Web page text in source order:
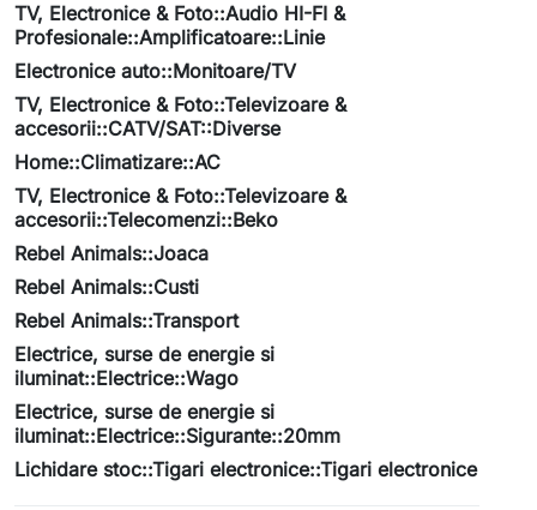
TV, Electronice & Foto::Audio HI-FI &
Profesionale::Amplificatoare::Linie
Electronice auto::Monitoare/TV
TV, Electronice & Foto::Televizoare &
accesorii::CATV/SAT::Diverse
Home::Climatizare::AC
TV, Electronice & Foto::Televizoare &
accesorii::Telecomenzi::Beko
Rebel Animals::Joaca
Rebel Animals::Custi
Rebel Animals::Transport
Electrice, surse de energie si
iluminat::Electrice::Wago
Electrice, surse de energie si
iluminat::Electrice::Sigurante::20mm
Lichidare stoc::Tigari electronice::Tigari electronice